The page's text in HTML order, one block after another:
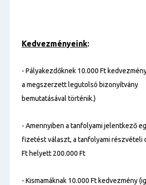
Kedvezményeink:
- Pályakezdőknek 10.000 Ft
a megszerzett legutolsó bizonyítvány
bemutatásával történik.)
- Amennyiben a tanfolyami jelentkező
fizetést választ, a tanfolyami részvételi
Ft helyett 200.000 Ft
- Kismamáknak 10.000 Ft kedvezmény